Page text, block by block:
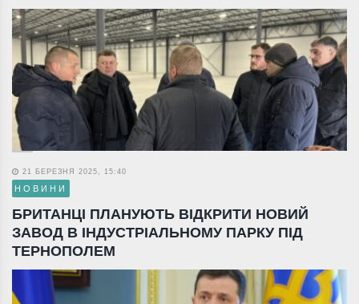
21 БЕРЕЗНЯ 2025, 15:40
НОВИНИ
БРИТАНЦІ ПЛАНУЮТЬ ВІДКРИТИ НОВИЙ
ЗАВОД В ІНДУСТРІАЛЬНОМУ ПАРКУ ПІД
ТЕРНОПОЛЕМ